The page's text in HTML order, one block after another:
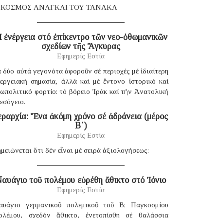
ΑΝΑΓΚΑΙ ΤΟΥ ΤΑΝΑΚΑ
στό ἐπίκεντρο τῶν νεο-ὀθωμανικῶν
σχεδίων τῆς Ἄγκυρας
Εφημερίς Εστία
δύο αὐτά γεγονότα ἀφοροῦν σέ περιοχές μέ ἰδιαίτερη
σημασία, ἀλλά καί μέ ἔντονο ἱστορικό καί
φορτίο: τό βόρειο Ἰράκ καί τήν Ἀνατολική
Ἕνα ἀκόμη χρόνο σέ ἀδράνεια (μέρος
B΄)
Εφημερίς Εστία
ὅτι δέν εἶναι μέ σειρά ἀξιολογήσεως:
τοῦ πολέμου εὑρέθη ἄθικτο στό Ἰόνιο
Εφημερίς Εστία
γερμανικοῦ πολεμικοῦ τοῦ B; Παγκοσμίου
σχεδόν ἄθικτο, ἐνετοπίσθη σέ θαλάσσια